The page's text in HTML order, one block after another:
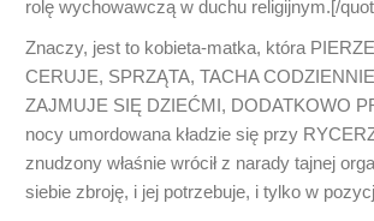
rolę wychowawczą w duchu religijnym.[/
Znaczy, jest to kobieta-matka, która
CERUJE, SPRZĄTA, TACHA
ZAJMUJE SIĘ DZIEĆMI, DODATKOWO
nocy umordowana kładzie się przy
znudzony właśnie wrócił z narady tajnej
siebie zbroję, i jej potrzebuje, i tylko w